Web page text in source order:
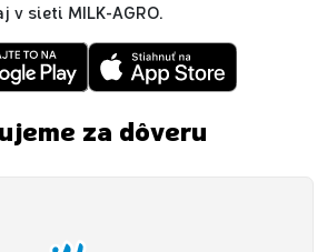
v sieti MILK-AGRO.
za dôveru